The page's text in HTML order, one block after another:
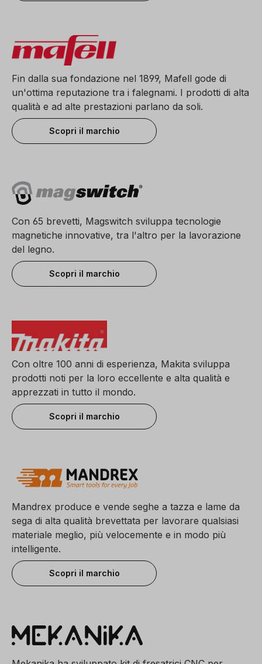
Fin dalla sua fondazione nel 1899, Mafell gode di
un'ottima reputazione tra i falegnami. I prodotti di alta
qualità e ad alte prestazioni parlano da soli.
Scopri il marchio
Con 65 brevetti, Magswitch sviluppa tecnologie
magnetiche innovative, tra l'altro per la lavorazione
del legno.
Scopri il marchio
Con oltre 100 anni di esperienza, Makita sviluppa
prodotti noti per la loro eccellente e alta qualità e
apprezzati in tutto il mondo.
Scopri il marchio
Mandrex produce e vende seghe a tazza e lame da
sega di alta qualità brevettata per lavorare qualsiasi
materiale meglio, più velocemente e in modo più
intelligente.
Scopri il marchio